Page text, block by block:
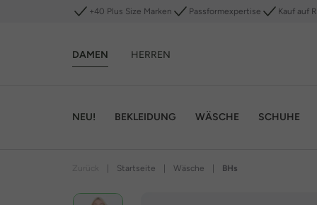
+40 Plus Size Marken Passformexpertise Kauf auf
DAMEN HERREN
NEU! BEKLEIDUNG WÄSCHE SCHUHE
Startseite Wäsche BHs